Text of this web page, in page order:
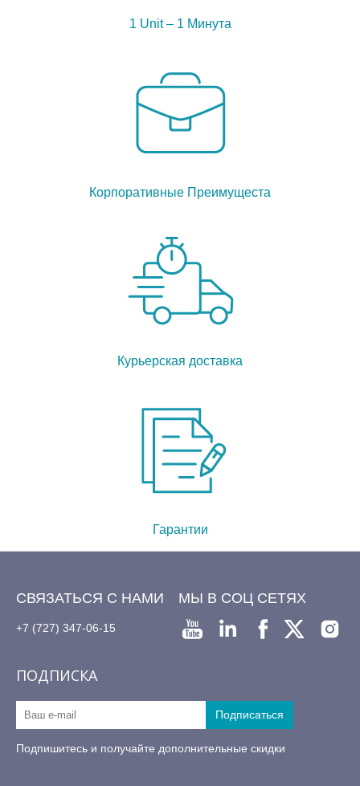
1 Unit – 1 Минута
Корпоративные Преимущеста
Курьерская доставка
Гарантии
СВЯЗАТЬСЯ С НАМИ
+7 (727) 347-06-15
МЫ В СОЦ СЕТЯХ
ПОДПИСКА
Подпишитесь и получайте дополнительные скидки